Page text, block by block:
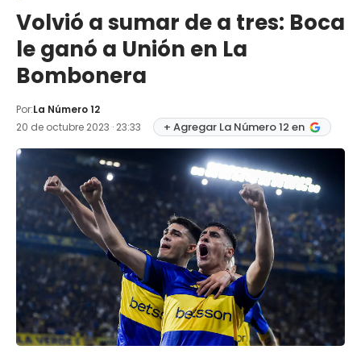
Volvió a sumar de a tres: Boca
le ganó a Unión en La
Bombonera
Por:La Número 12
20 de octubre 2023 · 23:33
+ Agregar La Número 12 en